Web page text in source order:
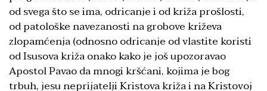
od svega što se ima, odricanje i od križa prošlosti,
od patološke navezanosti na grobove križeva
zlopamćenja (odnosno odricanje od vlastite koristi
od Isusova križa onako kako je još upozoravao
Apostol Pavao da mnogi kršćani, kojima je bog
trbuh, jesu neprijatelji Kristova križa i na Kristovoj